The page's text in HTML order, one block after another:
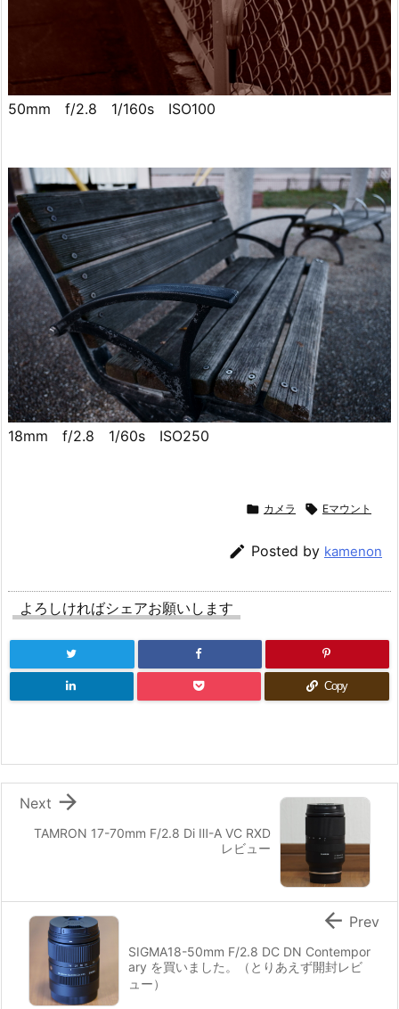
50mm f/2.8 1/160s ISO100
18mm f/2.8 1/60s ISO250
 カメラ  Eマウント
 Posted by kamenon
よろしければシェアお願いします
Copy
TAMRON 17-70mm F/2.8 Di Ⅲ-A VC RXD
レビュー

Next
SIGMA18-50mm F/2.8 DC DN Contempor
ary を買いました。（とりあえず開封レビ
ュー）
 Prev